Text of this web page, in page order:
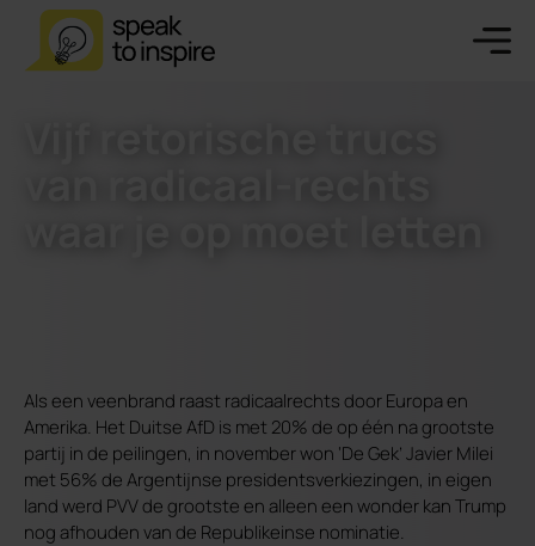
Als een veenbrand raast radicaalrechts door Europa en
Amerika. Het Duitse AfD is met 20% de op één na grootste
partij in de peilingen, in november won ‘De Gek’ Javier Milei
met 56% de Argentijnse presidentsverkiezingen, in eigen
land werd PVV de grootste en alleen een wonder kan Trump
nog afhouden van de Republikeinse nominatie.